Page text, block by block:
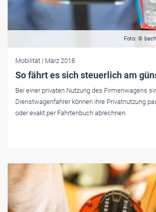
Foto: ©
Mobilität | März 2018
So fährt es sich steuerlich am
Bei einer privaten Nutzung des Firmenwagens
Dienstwagenfahrer können ihre Privatnutzung
oder exakt per Fahrtenbuch abrechnen.